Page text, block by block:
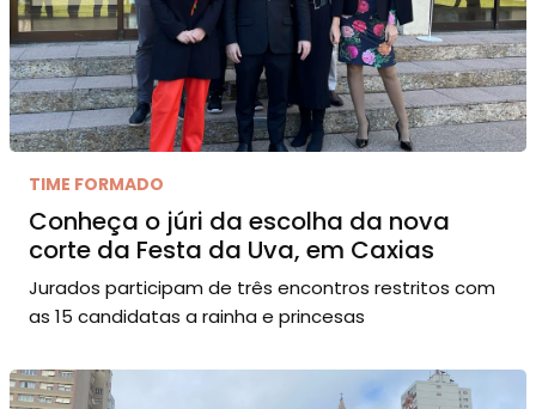
TIME FORMADO
Conheça o júri da escolha da nova
corte da Festa da Uva, em Caxias
Jurados participam de três encontros restritos com
as 15 candidatas a rainha e princesas